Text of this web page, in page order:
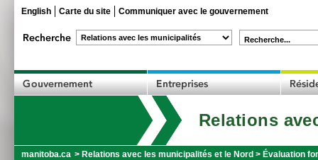
English Carte du site Communiquer avec le gouvernement
Recherche...
Relations
manitoba.ca > Relations avec les municipalités et le Nord > Évaluation